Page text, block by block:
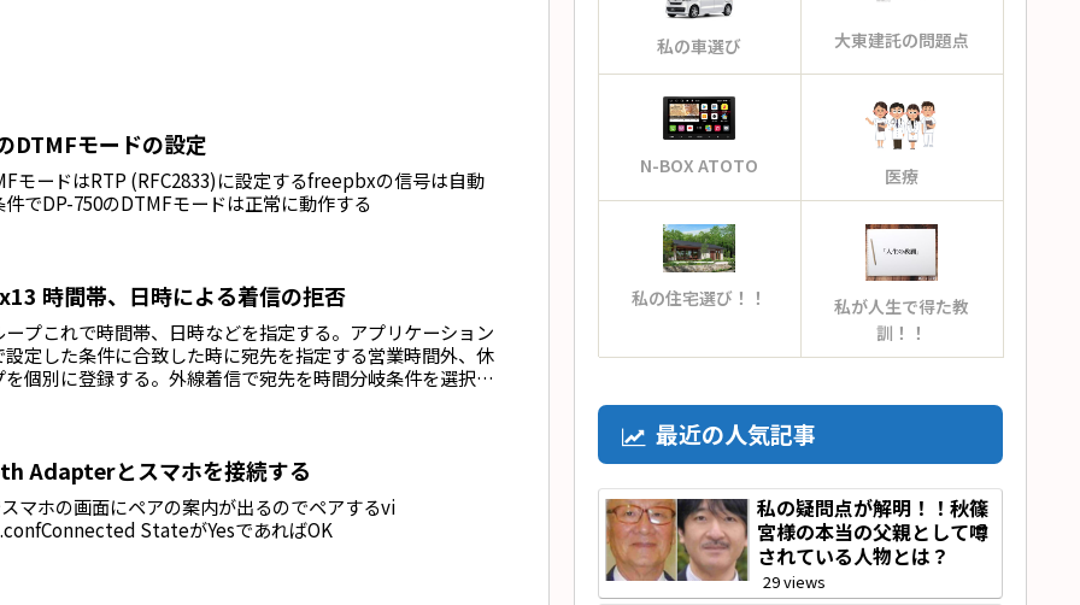
モードの設定
モードはRTP (RFC2833)に設定するfreepbxの信号は自動
でDP-750のDTMFモードは正常に動作する
時間帯、日時による着信の拒否
プこれで時間帯、日時などを指定する。アプリケーション
定した条件に合致した時に宛先を指定する営業時間外、休
個別に登録する。外線着信で宛先を時間分岐条件を選択
Adapterとスマホを接続する
マホの画面にペアの案内が出るのでペアするvi
StateがYesであればOK
私の車選び 大東建託の問題点
N-BOX ATOTO 医療
私の住宅選び！！
私が人生で得た教
訓！！
最近の人気記事
私の疑問点が解明！！秋篠
宮様の本当の父親として噂
されている人物とは？
29 views